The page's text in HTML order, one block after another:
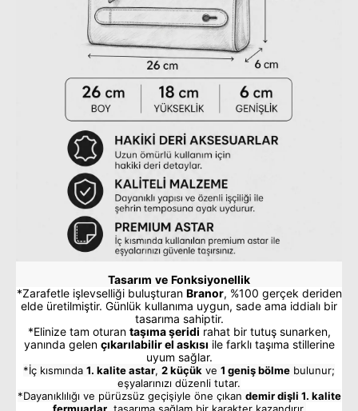
Tasarım ve Fonksiyonellik
*Zarafetle işlevselliği buluşturan Branor, %100 gerçek deriden
elde üretilmiştir. Günlük kullanıma uygun, sade ama iddialı bir
tasarıma sahiptir.
*Elinize tam oturan taşıma şeridi rahat bir tutuş sunarken,
yanında gelen çıkarılabilir el askısı ile farklı taşıma stillerine
uyum sağlar.
*İç kısmında 1. kalite astar, 2 küçük ve 1 geniş bölme bulunur;
eşyalarınızı düzenli tutar.
*Dayanıklılığı ve pürüzsüz geçişiyle öne çıkan demir dişli 1. kalite